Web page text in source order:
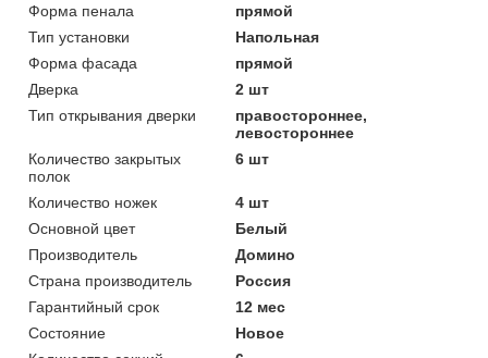
Форма пенала
прямой
Тип установки
Напольная
Форма фасада
прямой
Дверка
2 шт
Тип открывания дверки
правостороннее,
левостороннее
Количество закрытых
полок
6 шт
Количество ножек
4 шт
Основной цвет
Белый
Производитель
Домино
Страна производитель
Россия
Гарантийный срок
12 мес
Состояние
Новое